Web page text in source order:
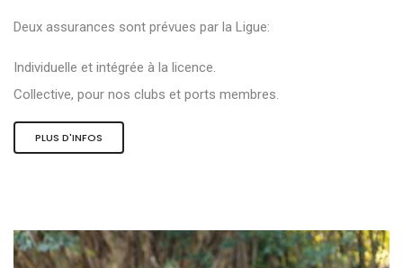
Deux assurances sont prévues par la Ligue:
Individuelle et intégrée à la licence.
Collective, pour nos clubs et ports membres.
PLUS D'INFOS